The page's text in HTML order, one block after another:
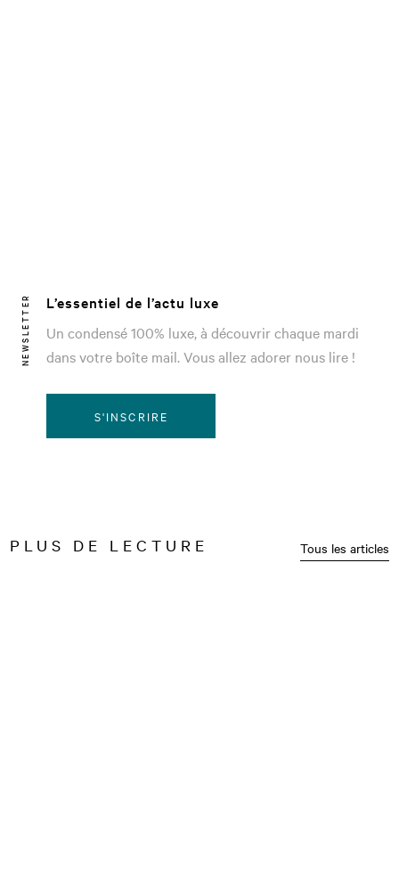
NEWSLETTER
L’essentiel de l’actu luxe
Un condensé 100% luxe, à découvrir chaque mardi
dans votre boîte mail. Vous allez adorer nous lire !
S'INSCRIRE
PLUS DE LECTURE Tous les articles